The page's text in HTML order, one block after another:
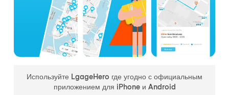
Используйте LgageHero где угодно с официальным
приложением для iPhone и Android